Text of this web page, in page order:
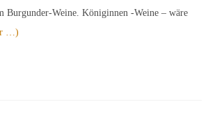
Burgunder-Weine. Königinnen -Weine – wäre
…)